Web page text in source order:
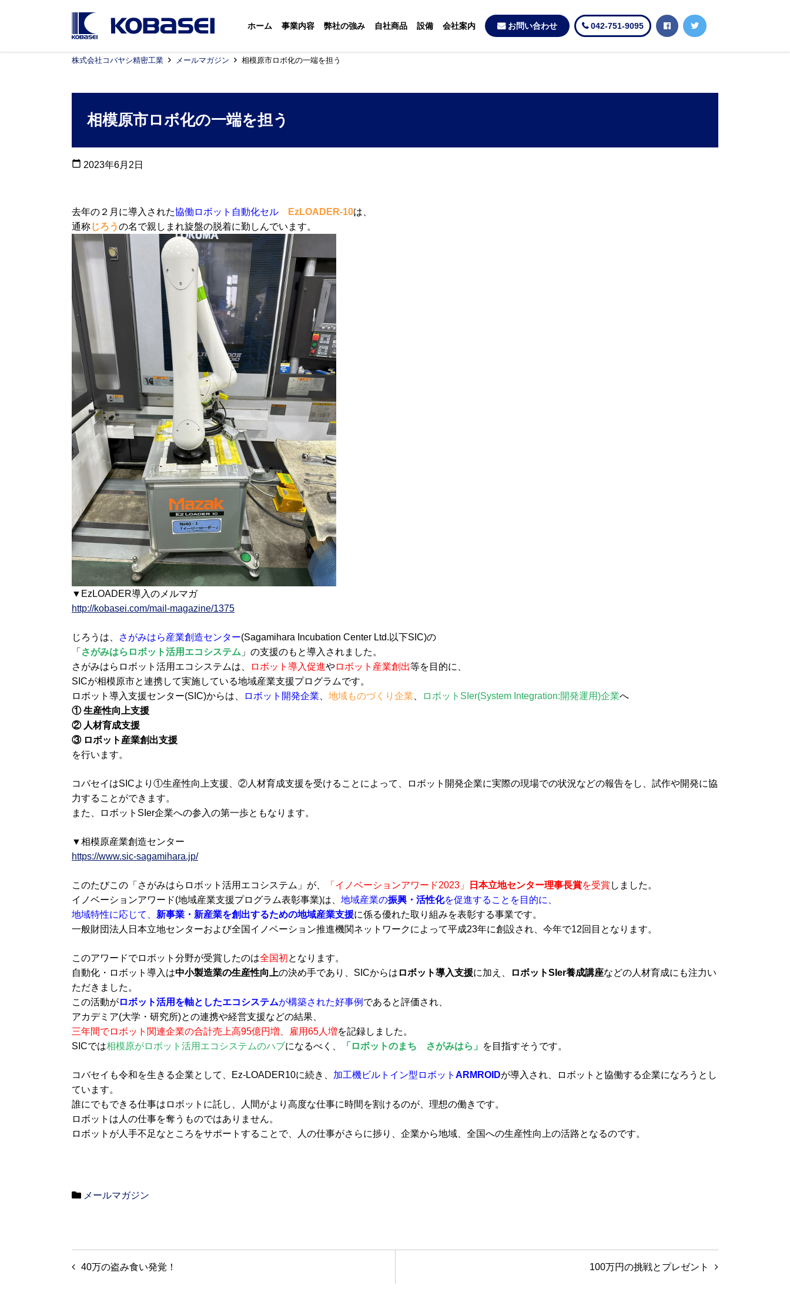
ホーム 事業内容 弊社の強み 自社商品 設備 会社案内 お問い合わせ 042-751-9095
株式会社コバヤシ精密工業 メールマガジン 相模原市ロボ化の一端を担う
相模原市ロボ化の一端を担う
calendar_today 2023年6月2日
去年の２月に導入された協働ロボット自動化セル EzLOADER-10は、
通称じろうの名で親しまれ旋盤の脱着に勤しんでいます。
▼EzLOADER導入のメルマガ
http://kobasei.com/mail-magazine/1375
じろうは、 さがみはら産業創造センター(Sagamihara Incubation Center Ltd.以下SIC)の
「 さがみはらロボット活用エコシステム 」の支援のもと導入されました。
さがみはらロボット活用エコシステムは、
ロボット導入促進やロボット産業創出等を目的に、
SICが相模原市と連携して実施している地域産業支援プログラムです。
ロボット導入支援センター(SIC)からは、
ロボット開発企業、 地域ものづくり企業、 ロボットSIer(System Integration:開発運用)企業へ
① 生産性向上支援
② 人材育成支援
③ ロボット産業創出支援
を行います。
コバセイはSICより①生産性向上支援、②人材育成支援を受けることによって、ロボット開発企業に実際の現場での状況などの報告をし、試作や開発に協
力することができます。
また、ロボットSIer企業への参入の第一歩ともなります。
▼相模原産業創造センター
https://www.sic-sagamihara.jp/
このたびこの「さがみはらロボット活用エコシステム」が、 「イノベーションアワード2023」 日本立地センター理事長賞を受賞 しました。
イノベーションアワード(地域産業支援プログラム表彰事業)は、 地域産業の振興・活性化を促進することを目的に、
地域特性に応じて、 新事業・新産業を創出するための地域産業支援に係る優れた取り組みを表彰する事業です。
一般財団法人日本立地センターおよび全国イノベーション推進機関ネットワークによって平成23年に創設され、今年で12回目となります。
このアワードでロボット分野が受賞したのは全国初となります。
自動化・ロボット導入は中小製造業の生産性向上の決め手であり、SICからは ロボット導入支援に加え、 ロボットSIer養成講座などの人材育成にも注力い
ただきました。
この活動がロボット活用を軸としたエコシステムが構築された好事例 であると評価され、
アカデミア(大学・研究所)との連携や経営支援などの結果、
三年間でロボット関連企業の合計売上高95億円増、雇用65人増を記録しました。
SICでは相模原がロボット活用エコシステムのハブになるべく、 「ロボットのまち さがみはら」 を目指すそうです。
コバセイも令和を生きる企業として、Ez-LOADER10に続き、 加工機ビルトイン型ロボット ARMROIDが導入され、ロボットと協働する企業になろうとし
ています。
誰にでもできる仕事はロボットに託し、人間がより高度な仕事に時間を割けるのが、理想の働きです。
ロボットは人の仕事を奪うものではありません。
ロボットが人手不足なところをサポートすることで、人の仕事がさらに捗り、企業から地域、全国への生産性向上の活路となるのです。
メールマガジン
投
100万円の挑戦とプレゼント
40万の盗み食い発覚！